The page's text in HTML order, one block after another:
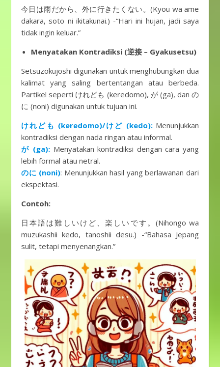
今日は雨だから、外に行きたくない。(Kyou wa ame
dakara, soto ni ikitakunai.) -“Hari ini hujan, jadi saya
tidak ingin keluar.”
Menyatakan Kontradiksi (逆接 – Gyakusetsu)
Setsuzokujoshi digunakan untuk menghubungkan dua
kalimat yang saling bertentangan atau berbeda.
Partikel seperti けれども (keredomo), が (ga), dan の
に (noni) digunakan untuk tujuan ini.
けれども (keredomo)/けど (kedo): Menunjukkan
kontradiksi dengan nada ringan atau informal.
が (ga): Menyatakan kontradiksi dengan cara yang
lebih formal atau netral.
のに (noni): Menunjukkan hasil yang berlawanan dari
ekspektasi.
Contoh:
日本語は難しいけど、楽しいです。(Nihongo wa
muzukashii kedo, tanoshii desu.) -“Bahasa Jepang
sulit, tetapi menyenangkan.”